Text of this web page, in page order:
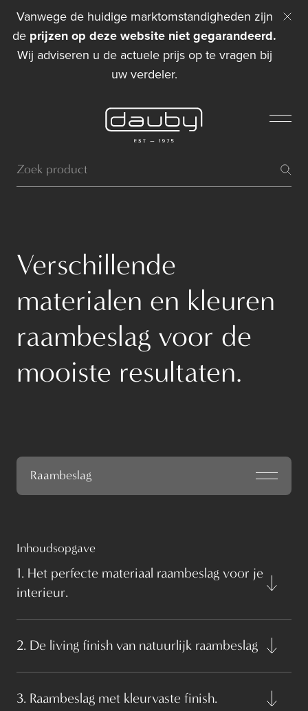
Vanwege de huidige marktomstandigheden zijn
de prijzen op deze website niet gegarandeerd.
Wij adviseren u de actuele prijs op te vragen bij
uw verdeler.
Verschillende
materialen en kleuren
raambeslag voor de
mooiste resultaten.
Raambeslag
Inhoudsopgave
1. Het perfecte materiaal raambeslag voor je
interieur.
2. De living finish van natuurlijk raambeslag
3. Raambeslag met kleurvaste finish.